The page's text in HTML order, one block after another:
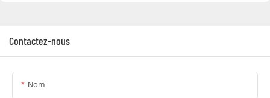
Contactez-nous
Nom